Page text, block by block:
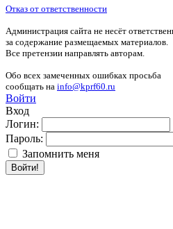
Отказ от ответственности
Администрация сайта не несёт
за содержание размещаемых материалов.
Все претензии направлять авторам.
Обо всех замеченных ошибках просьба
сообщать на info@kprf60.ru
Войти
Вход
Логин:
Пароль:
Запомнить меня